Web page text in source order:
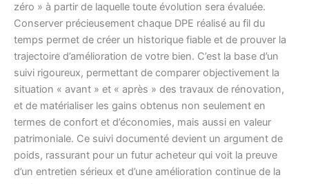
zéro » à partir de laquelle toute évolution sera évaluée.
Conserver précieusement chaque DPE réalisé au fil du
temps permet de créer un historique fiable et de prouver la
trajectoire d’amélioration de votre bien. C’est la base d’un
suivi rigoureux, permettant de comparer objectivement la
situation « avant » et « après » des travaux de rénovation,
et de matérialiser les gains obtenus non seulement en
termes de confort et d’économies, mais aussi en valeur
patrimoniale. Ce suivi documenté devient un argument de
poids, rassurant pour un futur acheteur qui voit la preuve
d’un entretien sérieux et d’une amélioration continue de la